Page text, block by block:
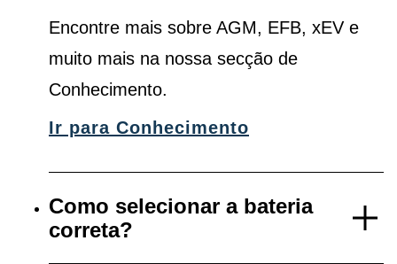
Encontre mais sobre AGM, EFB, xEV e
muito mais na nossa secção de
Conhecimento.
Ir para Conhecimento
Como selecionar a bateria
correta?